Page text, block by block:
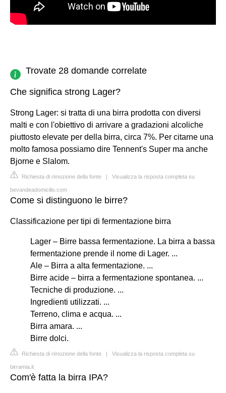
Trovate 28 domande correlate
Che significa strong Lager?
Strong Lager: si tratta di una birra prodotta con diversi
malti e con l'obiettivo di arrivare a gradazioni alcoliche
piuttosto elevate per della birra, circa 7%. Per citarne una
molto famosa possiamo dire Tennent's Super ma anche
Bjorne e Slalom.
Richiesta di rimozione della fonte | Visualizza la risposta completa su
bevandeadomicilio.com
Come si distinguono le birre?
Classificazione per tipi di fermentazione birra
Lager – Birre bassa fermentazione. La birra a bassa
fermentazione prende il nome di Lager. ...
Ale – Birra a alta fermentazione. ...
Birre acide – birra a fermentazione spontanea. ...
Tecniche di produzione. ...
Ingredienti utilizzati. ...
Terreno, clima e acqua. ...
Birra amara. ...
Birre dolci.
Richiesta di rimozione della fonte | Visualizza la risposta completa su
birramia.it
Com'è fatta la birra IPA?